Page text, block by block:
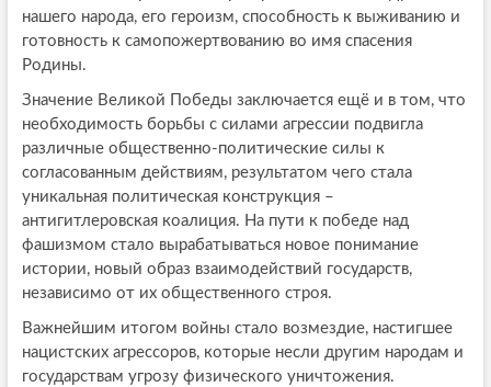
нашего народа, его героизм, способность к выживанию и
готовность к самопожертвованию во имя спасения
Родины.
Значение Великой Победы заключается ещё и в том, что
необходимость борьбы с силами агрессии подвигла
различные общественно-политические силы к
согласованным действиям, результатом чего стала
уникальная политическая конструкция –
антигитлеровская коалиция. На пути к победе над
фашизмом стало вырабатываться новое понимание
истории, новый образ взаимодействий государств,
независимо от их общественного строя.
Важнейшим итогом войны стало возмездие, настигшее
нацистских агрессоров, которые несли другим народам и
государствам угрозу физического уничтожения.